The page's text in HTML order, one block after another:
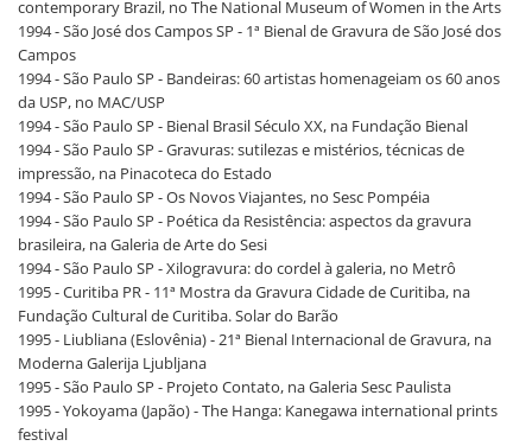
contemporary Brazil, no The National Museum of Women in the Arts
1994 - São José dos Campos SP - 1ª Bienal de Gravura de São José dos
Campos
1994 - São Paulo SP - Bandeiras: 60 artistas homenageiam os 60 anos
da USP, no MAC/USP
1994 - São Paulo SP - Bienal Brasil Século XX, na Fundação Bienal
1994 - São Paulo SP - Gravuras: sutilezas e mistérios, técnicas de
impressão, na Pinacoteca do Estado
1994 - São Paulo SP - Os Novos Viajantes, no Sesc Pompéia
1994 - São Paulo SP - Poética da Resistência: aspectos da gravura
brasileira, na Galeria de Arte do Sesi
1994 - São Paulo SP - Xilogravura: do cordel à galeria, no Metrô
1995 - Curitiba PR - 11ª Mostra da Gravura Cidade de Curitiba, na
Fundação Cultural de Curitiba. Solar do Barão
1995 - Liubliana (Eslovênia) - 21ª Bienal Internacional de Gravura, na
Moderna Galerija Ljubljana
1995 - São Paulo SP - Projeto Contato, na Galeria Sesc Paulista
1995 - Yokoyama (Japão) - The Hanga: Kanegawa international prints
festival